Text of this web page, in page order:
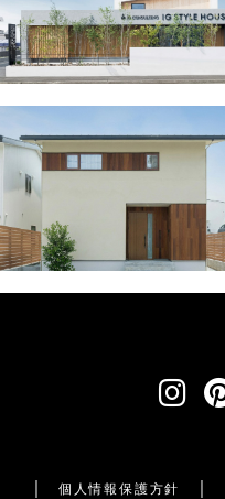
個人情報保護方針